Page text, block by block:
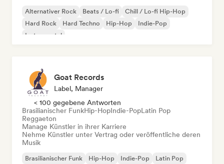
Alternativer Rock Beats / Lo-fi
Chill / Lo-fi Hip-Hop
Hard Rock
Hard Techno Hip-Hop
Indie-Pop
Instrumental
Goat Records
Label, Manager
< 100 gegebene Antworten
Brasilianischer FunkHip-HopIndie-PopLatin Pop
Reggaeton
Manage Künstler in ihrer Karriere
Nehme Künstler unter Vertrag oder veröffentliche deren
Musik
Brasilianischer Funk Hip-Hop Indie-Pop
Latin Pop